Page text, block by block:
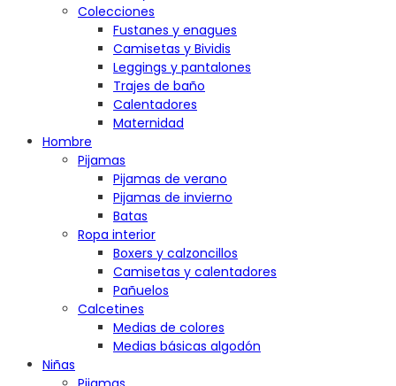
Colecciones
Fustanes y enagues
Camisetas y Bividis
Leggings y pantalones
Trajes de baño
Calentadores
Maternidad
Hombre
Pijamas
Pijamas de verano
Pijamas de invierno
Batas
Ropa interior
Boxers y calzoncillos
Camisetas y calentadores
Pañuelos
Calcetines
Medias de colores
Medias básicas algodón
Niñas